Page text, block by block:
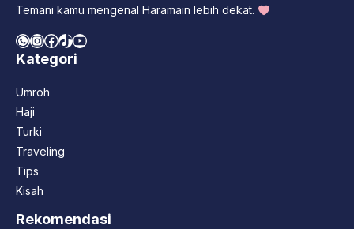
Temani kamu mengenal Haramain lebih dekat.
WhatsApp
Instagram
Facebook
TikTok
YouTube
Kategori
Umroh
Haji
Turki
Traveling
Tips
Kisah
Rekomendasi